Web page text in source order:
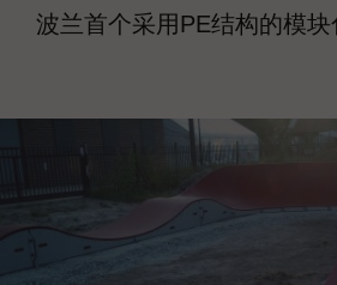
波兰首个采用PE结构的模块